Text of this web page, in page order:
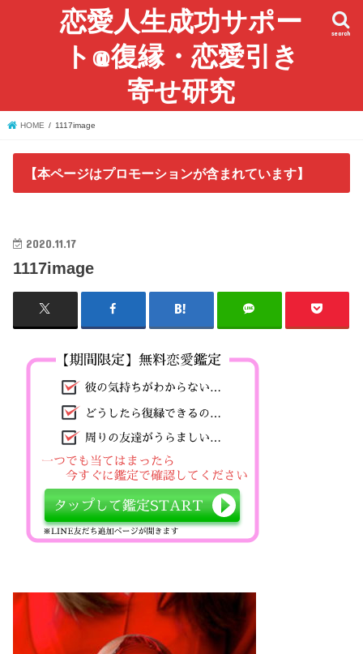
恋愛人生成功サポー
ト@復縁・恋愛引き
寄せ研究
search
HOME 1117image
【本ページはプロモーションが含まれています】
2020.11.17
1117image